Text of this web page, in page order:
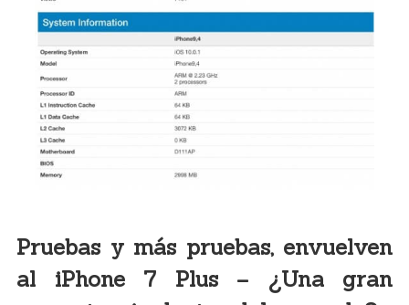
Pruebas y más pruebas, envuelven
al iPhone 7 Plus – ¿Una gran